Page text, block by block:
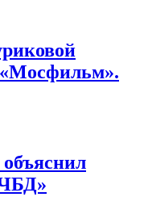
«Мосфильм».